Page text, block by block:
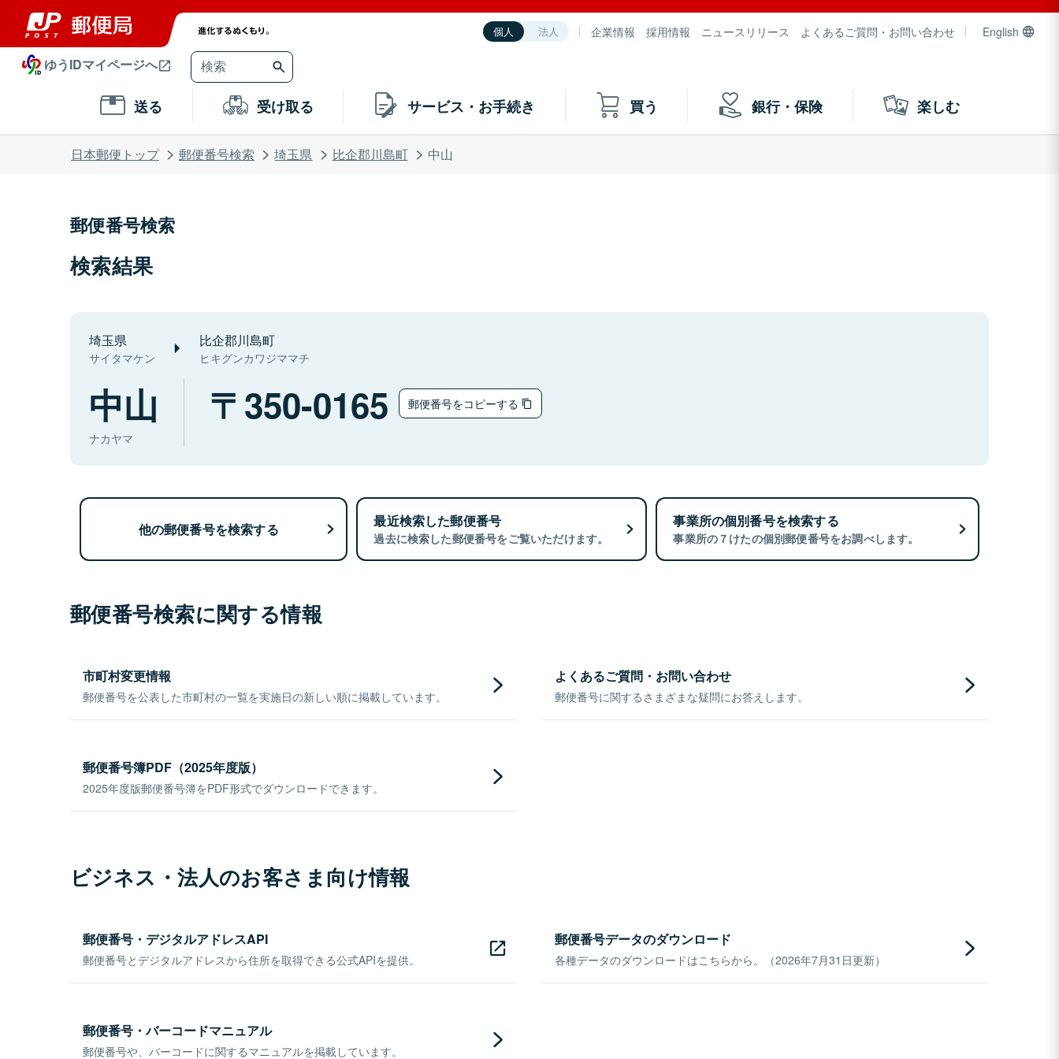
個人 法人 企業情報 採用情報 ニュースリリース よくあるご質問・お問い合わせ English
ゆうIDマイページへ
送る 受け取る サービス・お手続き 買う 銀行・保険 楽しむ
日本郵便トップ 郵便番号検索 埼玉県 比企郡川島町 中山
郵便番号検索
検索結果
埼玉県
サイタマケン
比企郡川島町
ヒキグンカワジママチ
中山
ナカヤマ
350-0165 郵便番号をコピーする
他の郵便番号を検索する 最近検索した郵便番号
過去に検索した郵便番号をご覧いただけます。
事業所の個別番号を検索する
事業所の７けたの個別郵便番号をお調べします。
郵便番号検索に関する情報
市町村変更情報
郵便番号を公表した市町村の一覧を実施日の新しい順に掲載しています。
よくあるご質問・お問い合わせ
郵便番号に関するさまざまな疑問にお答えします。
郵便番号簿PDF（2025年度版）
2025年度版郵便番号簿をPDF形式でダウンロードできます。
ビジネス・法人のお客さま向け情報
郵便番号・デジタルアドレスAPI
郵便番号とデジタルアドレスから住所を取得できる公式APIを提供。
郵便番号データのダウンロード
各種データのダウンロードはこちらから。（2026年7月31日更新）
郵便番号・バーコードマニュアル
郵便番号や、バーコードに関するマニュアルを掲載しています。